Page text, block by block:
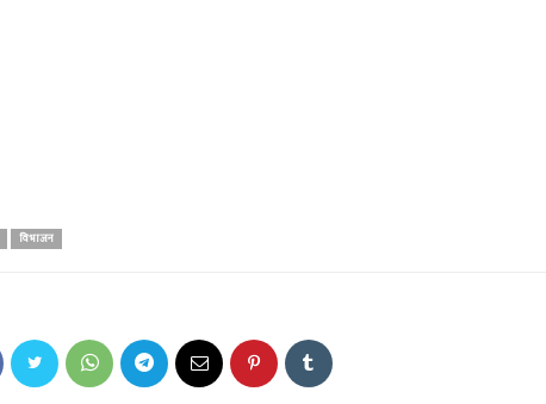
विभाजन